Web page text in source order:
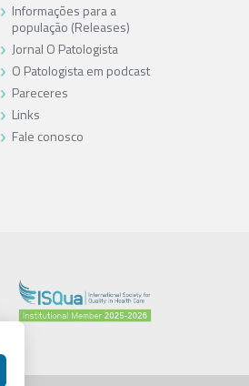
Informações para a
população (Releases)
Jornal O Patologista
O Patologista em podcast
Pareceres
Links
Fale conosco